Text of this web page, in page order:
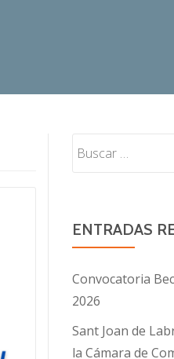
ENTRADAS
Convocatoria
2026
Sant Joan de
la Cámara de